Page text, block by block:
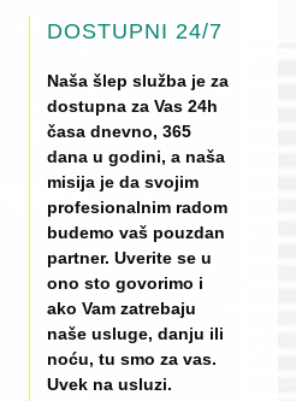
DOSTUPNI 24/7
Naša šlep služba je za
dostupna za Vas 24h
časa dnevno, 365
dana u godini, a naša
misija je da svojim
profesionalnim radom
budemo vaš pouzdan
partner. Uverite se u
ono sto govorimo i
ako Vam zatrebaju
naše usluge, danju ili
noću, tu smo za vas.
Uvek na usluzi.